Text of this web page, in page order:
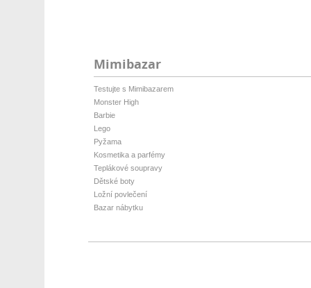
Mimibazar
Testujte s Mimibazarem
Monster High
Barbie
Lego
Pyžama
Kosmetika a parfémy
Teplákové soupravy
Dětské boty
Ložní povlečení
Bazar nábytku